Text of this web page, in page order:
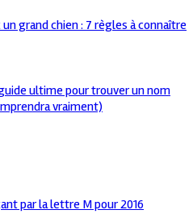
grand chien : 7 règles à connaître
ultime pour trouver un nom
vraiment)
par la lettre M pour 2016